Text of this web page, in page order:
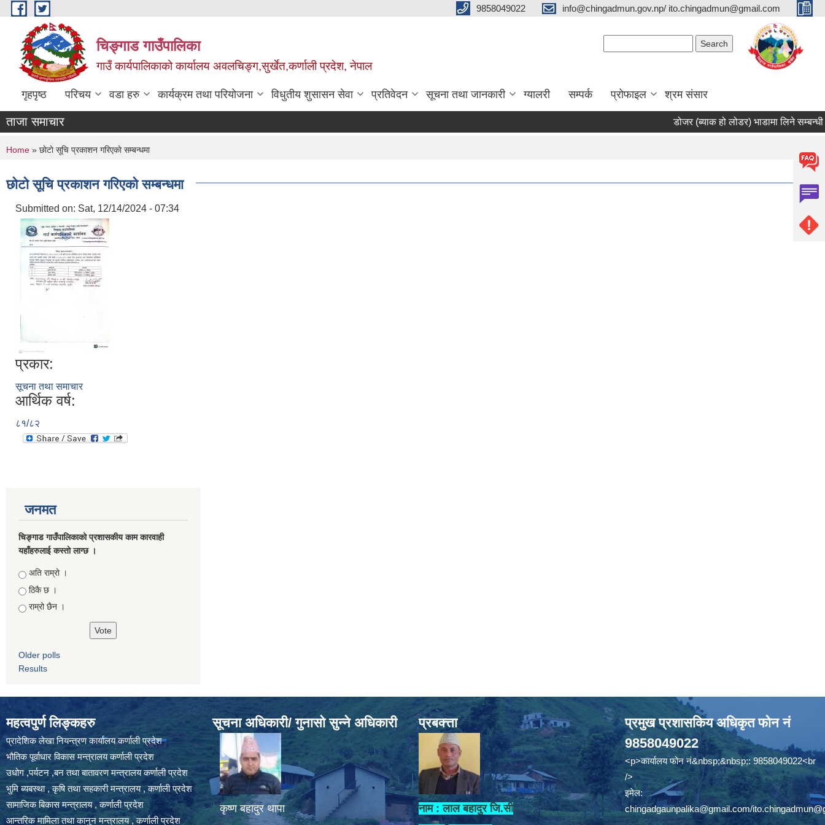
Skip to main content 9858049022 info@chingadmun.gov.np/ ito.chingadmun@gmail.com
चिङ्गाड गाउँपालिका
गाउँ कार्यपालिकाको कार्यालय अवलचिङ्ग,सुर्खेत,कर्णाली प्रदेश, नेपाल
गृहपृष्ठ परिचय वडा हरु कार्यक्रम तथा परियोजना विधुतीय शुसासन सेवा प्रतिवेदन सूचना तथा जानकारी ग्यालरी सम्पर्क प्रोफाइल श्रम संसार
ताजा समाचार डोजर (ब्याक हो लोडर) भाडामा लिने सम्बन्धी
You are here
Home » छाेटाे सूचि प्रकाशन गरिएकाे सम्बन्धमा
छाेटाे सूचि प्रकाशन गरिएकाे सम्बन्धमा
Submitted on: Sat, 12/14/2024 - 07:34
प्रकार:
सूचना तथा समाचार
आर्थिक वर्ष:
८१/८२
जनमत
चिङ्गाड गाउँपालिकाको प्रशासकीय काम कारवाही
यहाँहरुलाई कस्तो लाग्छ ।
Choices
अति राम्रो ।
ठिकै छ ।
राम्रो छैन ।
Older polls
Results
महत्वपुर्ण लिङ्कहरु
प्रादेशिक लेखा नियन्त्रण कार्यालय कर्णाली प्रदेश
भौतिक पूर्वाधार विकास मन्त्रालय कर्णाली प्रदेश
उधोग ,पर्यटन ,बन तथा बातावरण मन्त्रालय कर्णाली प्रदेश
भुमि ब्यबस्था , कृषि तथा सहकारी मन्त्रालय , कर्णाली प्रदेश
सामाजिक बिकास मन्त्रालय , कर्णाली प्रदेश
आन्तरिक मामिला तथा कानुन मन्त्रालय , कर्णाली प्रदेश
सूचना अधिकारी/ गुनासो सुन्ने अधिकारी
कृष्ण बहादुर थापा
प्रबक्त्ता
नाम : लाल बहादुर जि.सी
प्रमुख प्रशासकिय अधिकृत फोन नं
9858049022
<p>कार्यालय फोन नं&nbsp;&nbsp;: 9858049022<br
/>
इमेल:
chingadgaunpalika@gmail.com/